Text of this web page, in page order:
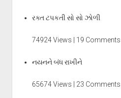
રક્ત ટપકતી સો સો ઝોળી
74924 Views | 19 Comments
નયનને બંધ રાખીને
65674 Views | 23 Comments